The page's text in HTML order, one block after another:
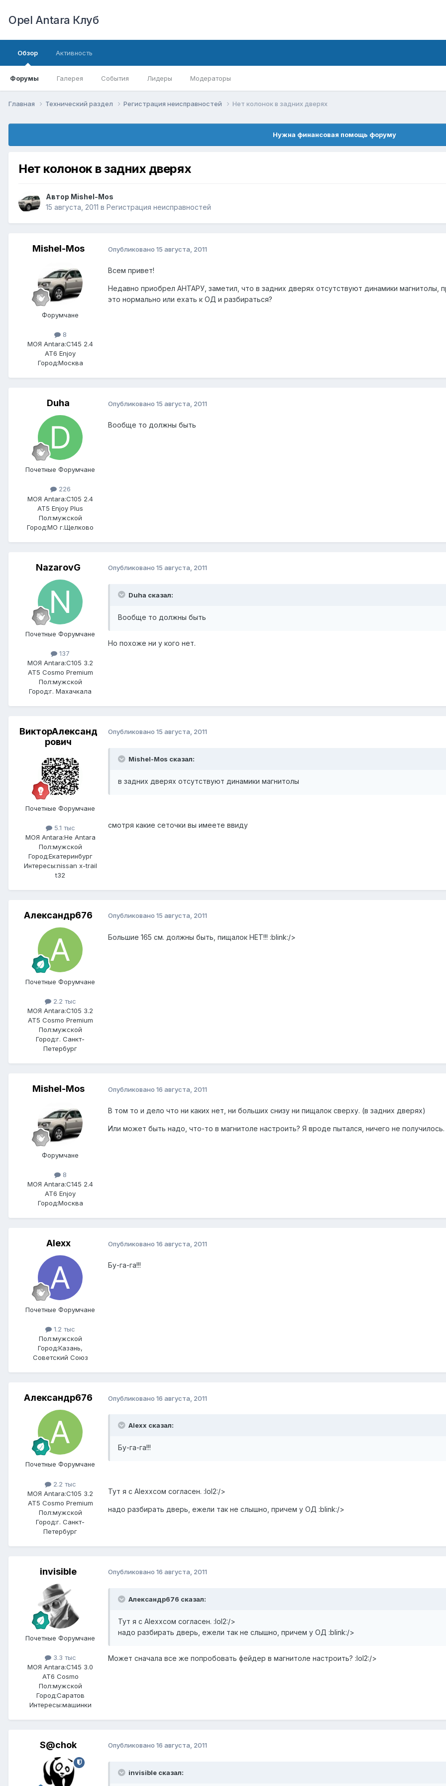
Opel Antara Клуб
Обзор
Форумы Галерея События Лидеры Модераторы
Активность
Главная Технический раздел Регистрация неисправностей Нет колонок в задних дверях
Нужна финансовая помощь форуму
Нет колонок в задних дверях
Автор Mishel-Mos
15 августа, 2011 в Регистрация неисправностей
Mishel-Mos
Форумчане
8
МОЯ Antara:C145 2.4
AT6 Enjoy
Город:Москва
Опубликовано 15 августа, 2011
Всем привет!
Недавно приобрел АНТАРУ, заметил, что в задних дверях отсутствуют динамики магнитолы,
это нормально или ехать к ОД и разбираться?
Duha
Почетные Форумчане
226
МОЯ Antara:C105 2.4
AT5 Enjoy Plus
Пол:мужской
Город:МО г.Щелково
Опубликовано 15 августа, 2011
Вообще то должны быть
NazarovG
Почетные Форумчане
137
МОЯ Antara:C105 3.2
AT5 Cosmo Premium
Пол:мужской
Город:г. Махачкала
Опубликовано 15 августа, 2011
Duha сказал:
Вообще то должны быть
Но похоже ни у кого нет.
ВикторАлександ
рович
Почетные Форумчане
5.1 тыс
МОЯ Antara:Не Antara
Пол:мужской
Город:Екатеринбург
Интересы:nissan x-trail
t32
Опубликовано 15 августа, 2011
Mishel-Mos сказал:
в задних дверях отсутствуют динамики магнитолы
смотря какие сеточки вы имеете ввиду
Александр676
Почетные Форумчане
2.2 тыс
МОЯ Antara:C105 3.2
AT5 Cosmo Premium
Пол:мужской
Город:г. Санкт-
Петербург
Опубликовано 15 августа, 2011
Большие 165 см. должны быть, пищалок НЕТ!!! :blink:/>
Mishel-Mos
Форумчане
8
МОЯ Antara:C145 2.4
AT6 Enjoy
Город:Москва
Опубликовано 16 августа, 2011
В том то и дело что ни каких нет, ни больших снизу ни пищалок сверху. (в задних дверях)
Или может быть надо, что-то в магнитоле настроить? Я вроде пытался, ничего не получилось.
Alexx
Почетные Форумчане
1.2 тыс
Пол:мужской
Город:Казань,
Советский Союз
Опубликовано 16 августа, 2011
Бу-га-га!!!
Александр676
Почетные Форумчане
2.2 тыс
МОЯ Antara:C105 3.2
AT5 Cosmo Premium
Пол:мужской
Город:г. Санкт-
Петербург
Опубликовано 16 августа, 2011
Alexx сказал:
Бу-га-га!!!
Тут я с Alexxсом согласен. :lol2:/>
надо разбирать дверь, ежели так не слышно, причем у ОД :blink:/>
invisible
Почетные Форумчане
3.3 тыс
МОЯ Antara:C145 3.0
AT6 Cosmo
Пол:мужской
Город:Саратов
Интересы:машинки
Опубликовано 16 августа, 2011
Александр676 сказал:
Тут я с Alexxсом согласен. :lol2:/>
надо разбирать дверь, ежели так не слышно, причем у ОД :blink:/>
Может сначала все же попробовать фейдер в магнитоле настроить? :lol2:/>
S@chok Опубликовано 16 августа, 2011
invisible сказал: